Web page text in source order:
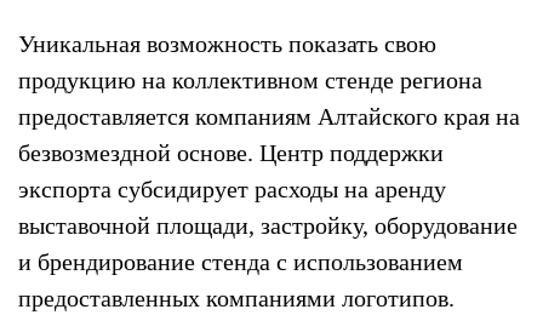
Уникальная возможность показать свою
продукцию на коллективном стенде региона
предоставляется компаниям Алтайского края на
безвозмездной основе. Центр поддержки
экспорта субсидирует расходы на аренду
выставочной площади, застройку, оборудование
и брендирование стенда с использованием
предоставленных компаниями логотипов.